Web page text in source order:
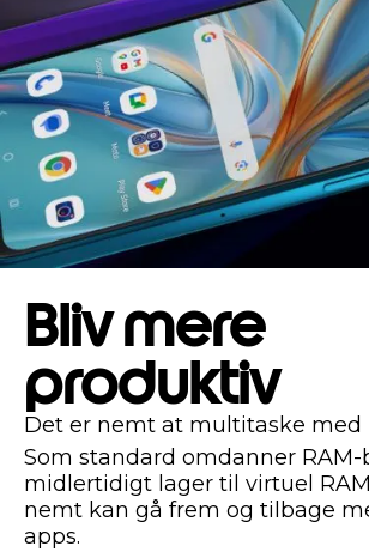
Bliv mere
produktiv
Det er nemt at multitaske med
Som standard omdanner RAM-
midlertidigt lager til virtuel
nemt kan gå frem og tilbage
apps.